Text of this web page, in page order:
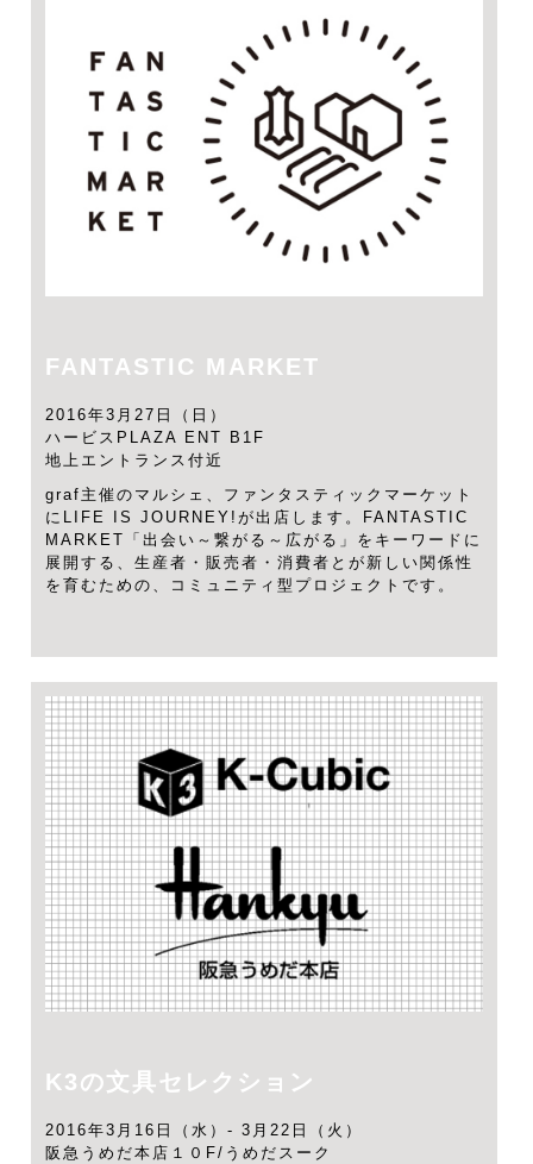
FANTASTIC MARKET
2016年3月27日（日）
ハービスPLAZA ENT B1F
地上エントランス付近
graf主催のマルシェ、ファンタスティックマーケット
にLIFE IS JOURNEY!が出店します。FANTASTIC
MARKET「出会い～繋がる～広がる」をキーワードに
展開する、生産者・販売者・消費者とが新しい関係性
を育むための、コミュニティ型プロジェクトです。
K3の文具セレクション
2016年3月16日（水）- 3月22日（火）
阪急うめだ本店１０F/うめだスーク